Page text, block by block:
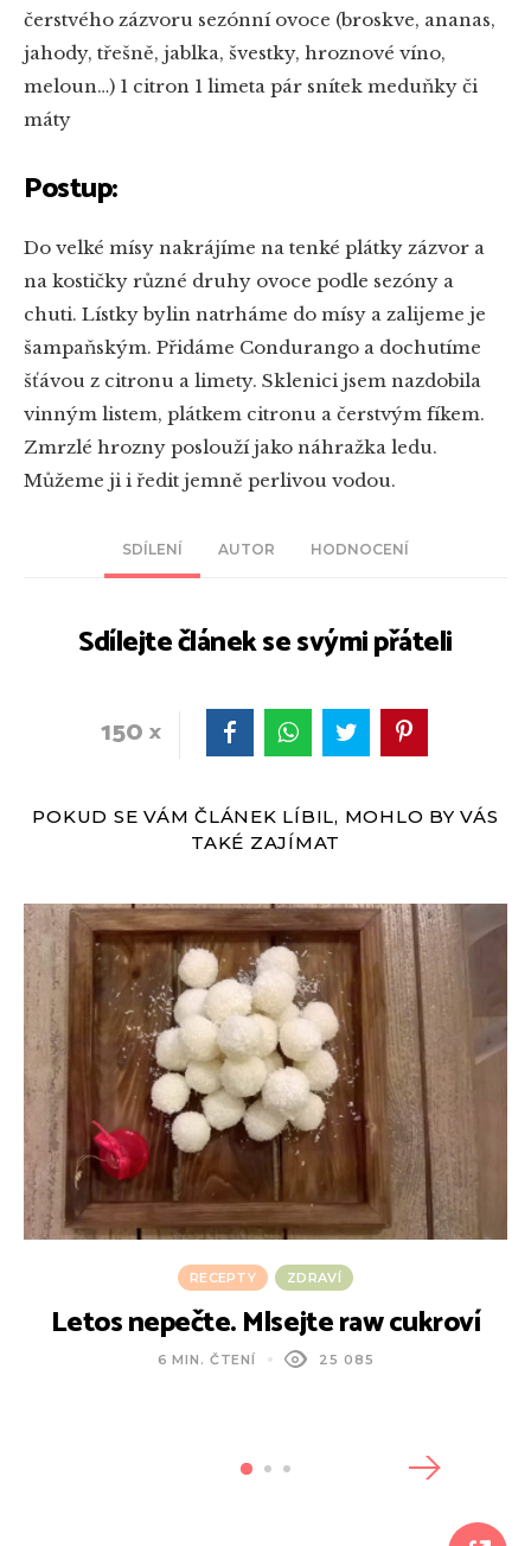
SDÍLENÍ AUTOR HODNOCENÍ
Sdílejte článek se svými přáteli
150
čerstvého zázvoru sezónní ovoce (broskve, ananas,
jahody, třešně, jablka, švestky, hroznové víno,
meloun…) 1 citron 1 limeta pár snítek meduňky či
máty
Postup:
Do velké mísy nakrájíme na tenké plátky zázvor a
na kostičky různé druhy ovoce podle sezóny a
chuti. Lístky bylin natrháme do mísy a zalijeme je
šampaňským. Přidáme Condurango a dochutíme
šťávou z citronu a limety. Sklenici jsem nazdobila
vinným listem, plátkem citronu a čerstvým fíkem.
Zmrzlé hrozny poslouží jako náhražka ledu.
Můžeme ji i ředit jemně perlivou vodou.
POKUD SE VÁM ČLÁNEK LÍBIL, MOHLO BY VÁS
TAKÉ ZAJÍMAT
RECEPTY ZDRAVÍ
Letos nepečte. Mlsejte raw cukroví
6 MIN. ČTENÍ 25 085